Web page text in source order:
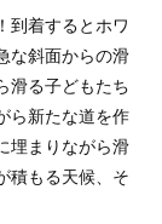
到着するとホワ
な斜面からの滑
滑る子どもたち
ら新たな道を作
埋まりながら滑
積もる天候、そ